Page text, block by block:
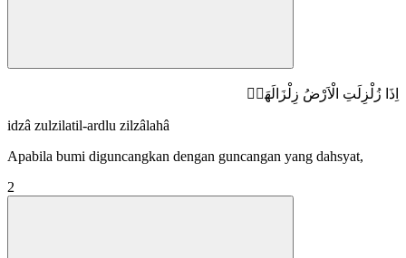
اِذَا زُلْزِلَتِ الْاَرْضُ زِلْزَالَهَاۙ
idzâ zulzilatil-ardlu zilzâlahâ
Apabila bumi diguncangkan dengan guncangan yang dahsyat,
2